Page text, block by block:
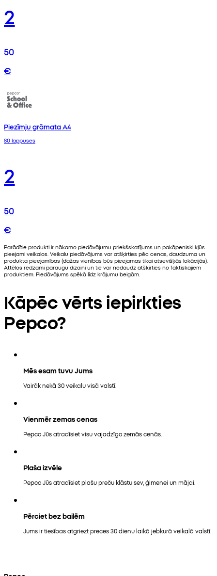
2
50
€
Piezīmju grāmata A4
80 lappuses
2
50
€
Parādītie produkti ir nākamo piedāvājumu priekšskatījums un pakāpeniski kļūs
pieejami veikalos. Veikalu piedāvājums var atšķirties pēc cenas, daudzuma un
produkta pieejamības (dažas vienības būs pieejamas tikai atsevišķās lokācijās).
Attēlos redzami paraugu dizaini un tie var nedaudz atšķirties no faktiskajiem
produktiem. Piedāvājums spēkā līdz krājumu beigām.
Kāpēc vērts iepirkties
Pepco?
Mēs esam tuvu Jums
Vairāk nekā 30 veikalu visā valstī.
Vienmēr zemas cenas
Pepco Jūs atradīsiet visu vajadzīgo zemās cenās.
Plaša izvēle
Pepco Jūs atradīsiet plašu preču klāstu sev, ģimenei un mājai.
Pērciet bez bailēm
Jums ir tiesības atgriezt preces 30 dienu laikā jebkurā veikalā valstī.